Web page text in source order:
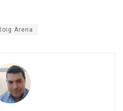
Arena